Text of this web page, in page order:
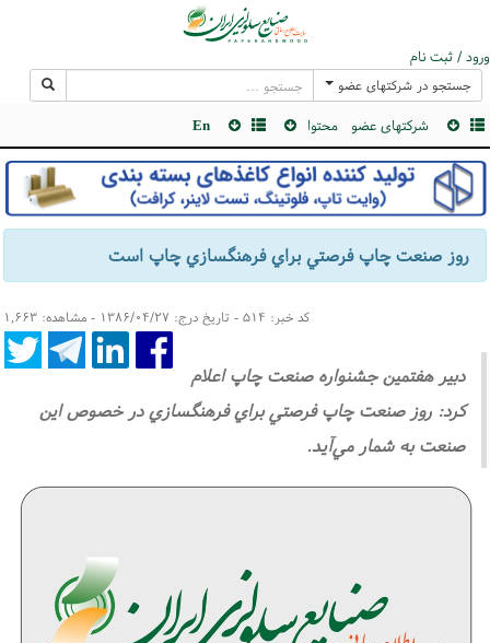
ورود / ثبت نام
جستجو در شرکتهای عضو
شرکتهای عضو محتوا En
روز صنعت چاپ فرصتي براي فرهنگسازي چاپ است
کد خبر: ۵۱۴ - تاریخ درج: ۱۳۸۶/۰۴/۲۷ - مشاهده: ۱,۶۶۳
دبير هفتمين جشنواره صنعت چاپ اعلام
كرد: روز صنعت چاپ فرصتي براي فرهنگسازي در خصوص اين
صنعت به شمار مي‌آيد.